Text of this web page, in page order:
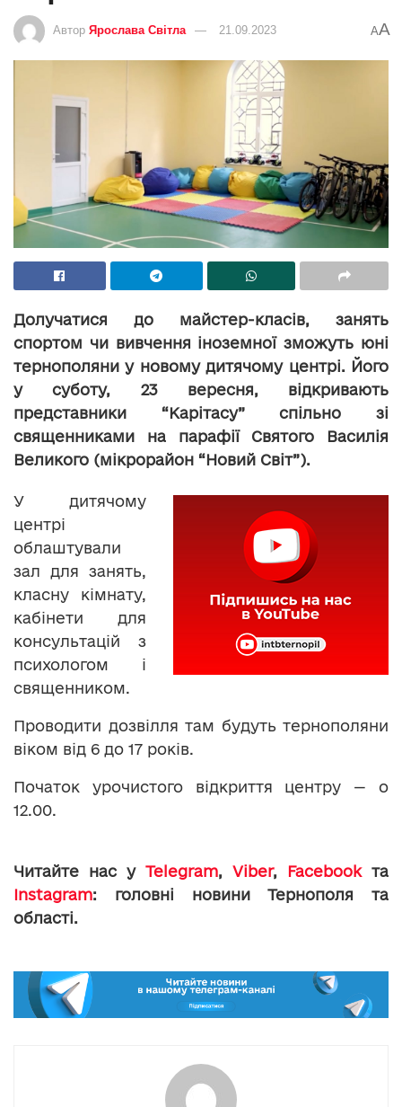
Автор Ярослава Світла 21.09.2023 AA
Долучатися до майстер-класів, занять
спортом чи вивчення іноземної зможуть юні
тернополяни у новому дитячому центрі. Його
у суботу, 23 вересня, відкривають
представники “Карітасу” спільно зі
священниками на парафії Святого Василія
Великого (мікрорайон “Новий Світ”).
У дитячому
центрі
облаштували
зал для занять,
класну кімнату,
кабінети для
консультацій з
психологом і
священником.
Проводити дозвілля там будуть тернополяни
віком від 6 до 17 років.
Початок урочистого відкриття центру — о
12.00.
Читайте нас у Telegram, Viber, Facebookта
Instagram: головні новини Тернополя та
області.